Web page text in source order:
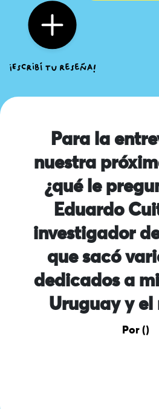
Para la
nuestra
¿qué le
Eduardo
investigador
que sacó
dedicados a
Uruguay y el
Por ()